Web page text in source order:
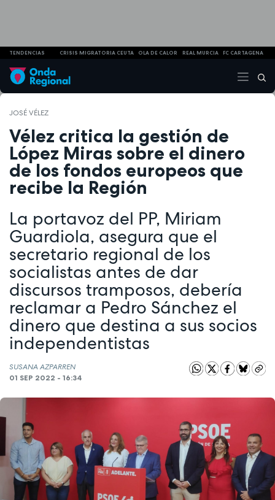
TENDENCIAS CRISIS MIGRATORIA CEUTA OLA DE CALOR REAL MURCIA FC CARTAGENA
JOSÉ VÉLEZ
Vélez critica la gestión de
López Miras sobre el dinero
de los fondos europeos que
recibe la Región
La portavoz del PP, Miriam
Guardiola, asegura que el
secretario regional de los
socialistas antes de dar
discursos tramposos, debería
reclamar a Pedro Sánchez el
dinero que destina a sus socios
independentistas
SUSANA AZPARREN
01 SEP 2022 - 16:34